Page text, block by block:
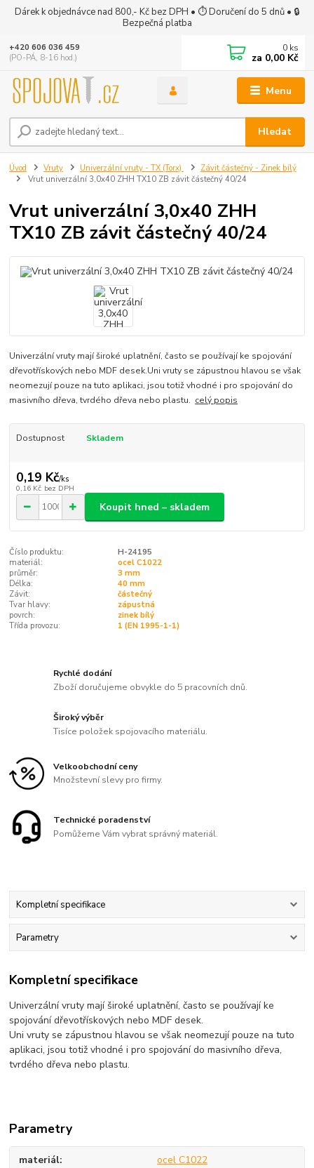
Dárek k objednávce nad 800,- Kč bez DPH • ⏱ Doručení do 5 dnů • 🔒
Bezpečná platba
Menu
Hledat
+420 606 036 459
(PO-PÁ, 8-16 hod.)
0 ks
za 0,00 Kč
Úvod Vruty Univerzální vruty - TX (Torx)
Závit částečný - Zinek bílý
Vrut univerzální 3,0x40 ZHH TX10 ZB závit částečný 40/24
Vrut univerzální 3,0x40 ZHH
TX10 ZB závit částečný 40/24
Univerzální vruty mají široké uplatnění, často se používají ke spojování
dřevotřískových nebo MDF desek.Uni vruty se zápustnou hlavou se však
neomezují pouze na tuto aplikaci, jsou totiž vhodné i pro spojování do
masivního dřeva, tvrdého dřeva nebo plastu. celý popis
Dostupnost Skladem
0,19 Kč/ks
0,16 Kč bez DPH
Koupit hned – skladem
Číslo produktu:
H-24195
materiál:
ocel C1022
průměr:
3 mm
Délka:
40 mm
Závit:
částečný
Tvar hlavy:
zápustná
povrch:
zinek bílý
Třída provozu:
1 (EN 1995-1-1)
Rychlé dodání
Zboží doručujeme obvykle do 5 pracovních dnů.
Široký výběr
Tisíce položek spojovacího materiálu.
Velkoobchodní ceny
Množstevní slevy pro firmy.
Technické poradenství
Pomůžeme Vám vybrat správný materiál.
Kompletní specifikace
Parametry
Kompletní specifikace
Univerzální vruty mají široké uplatnění, často se používají ke
spojování dřevotřískových nebo MDF desek.
Uni vruty se zápustnou hlavou se však neomezují pouze na tuto
aplikaci, jsou totiž vhodné i pro spojování do masivního dřeva,
tvrdého dřeva nebo plastu.
Parametry
materiál ocel C1022